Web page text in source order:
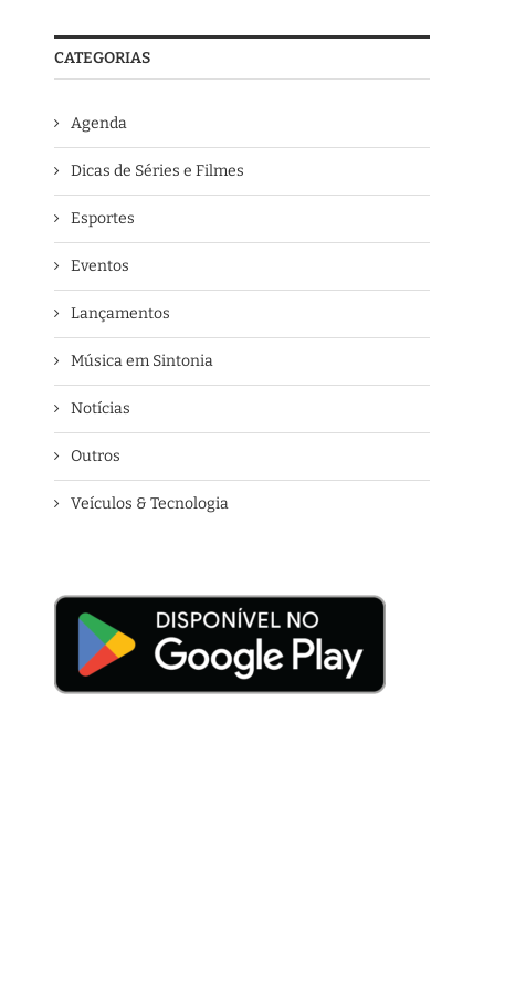
CATEGORIAS
Agenda
Dicas de Séries e Filmes
Esportes
Eventos
Lançamentos
Música em Sintonia
Notícias
Outros
Veículos & Tecnologia